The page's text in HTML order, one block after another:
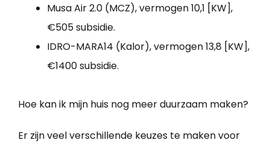
Musa Air 2.0 (MCZ), vermogen 10,1 [KW],
€505 subsidie.
IDRO-MARA14 (Kalor), vermogen 13,8 [KW],
€1400 subsidie.
Hoe kan ik mijn huis nog meer duurzaam maken?
Er zijn veel verschillende keuzes te maken voor